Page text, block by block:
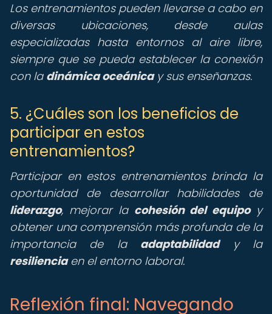
Los entrenamientos pueden llevarse a cabo en
diversas ubicaciones, desde aulas
especializadas hasta entornos al aire libre,
siempre que se pueda establecer la conexión
con la dinámica oceánicay sus enseñanzas.
5. ¿Cuáles son los beneficios de
participar en estos
entrenamientos?
Participar en estos entrenamientos brinda la
oportunidad de desarrollar habilidades de
liderazgo, mejorar la cohesión del equipoy
obtener una comprensión más profunda de la
importancia de la adaptabilidady la
resilienciaen el entorno laboral.
Reflexión final: Navegando